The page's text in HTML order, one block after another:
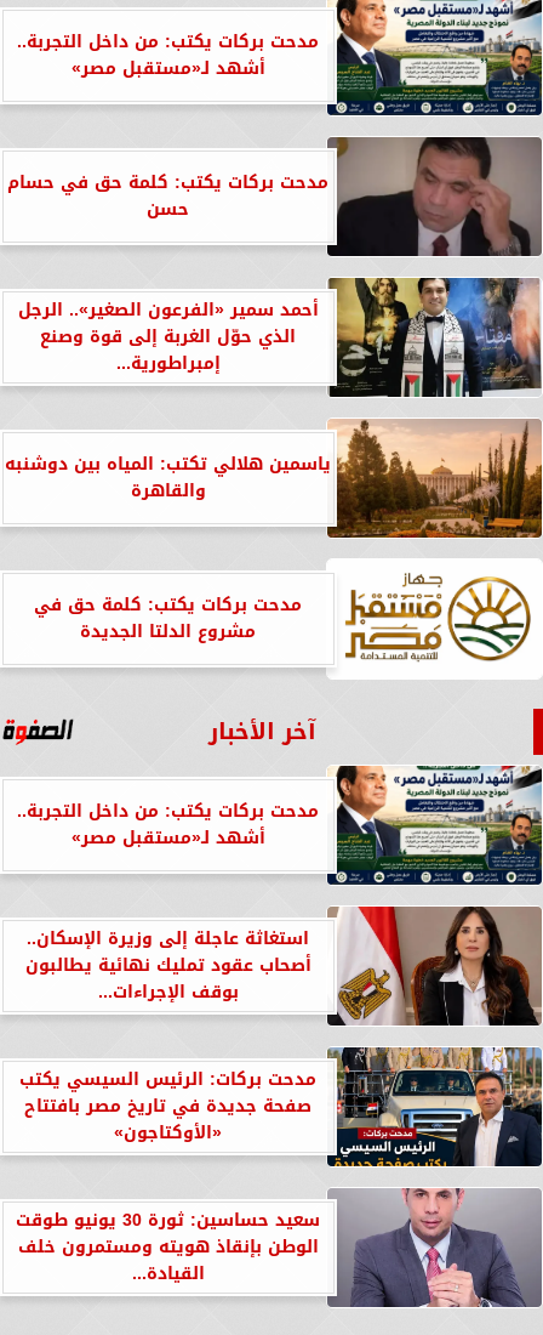
مدحت بركات يكتب: من داخل التجربة..
أشهد لـ«مستقبل مصر»
مدحت بركات يكتب: كلمة حق في حسام
حسن
أحمد سمير «الفرعون الصغير».. الرجل
الذي حوّل الغربة إلى قوة وصنع
إمبراطورية...
ياسمين هلالي تكتب: المياه بين دوشنبه
والقاهرة
مدحت بركات يكتب: كلمة حق في
مشروع الدلتا الجديدة
آخر الأخبار
مدحت بركات يكتب: من داخل التجربة..
أشهد لـ«مستقبل مصر»
استغاثة عاجلة إلى وزيرة الإسكان..
أصحاب عقود تمليك نهائية يطالبون
بوقف الإجراءات...
مدحت بركات: الرئيس السيسي يكتب
صفحة جديدة في تاريخ مصر بافتتاح
«الأوكتاجون»
سعيد حساسين: ثورة 30 يونيو طوقت
الوطن بإنقاذ هويته ومستمرون خلف
القيادة...